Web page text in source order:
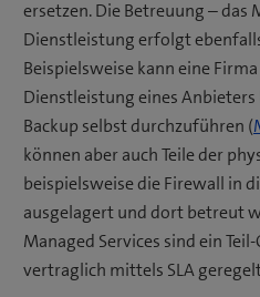
ersetzen. Die Betreuung – das
Dienstleistung erfolgt
Beispielsweise kann eine
Dienstleistung eines
Backup selbst durchzuführen (
können aber auch Teile der
beispielsweise die Firewall in
ausgelagert und dort betreut
Managed Services sind ein
vertraglich mittels SLA